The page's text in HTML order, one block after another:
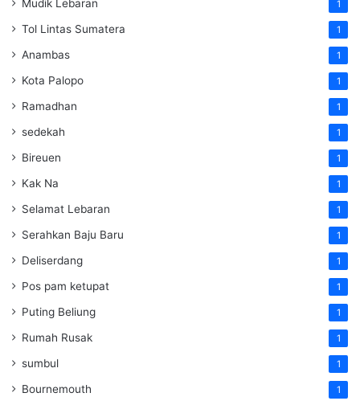
Mudik Lebaran 1
Tol Lintas Sumatera 1
Anambas 1
Kota Palopo 1
Ramadhan 1
sedekah 1
Bireuen 1
Kak Na 1
Selamat Lebaran 1
Serahkan Baju Baru 1
Deliserdang 1
Pos pam ketupat 1
Puting Beliung 1
Rumah Rusak 1
sumbul 1
Bournemouth 1